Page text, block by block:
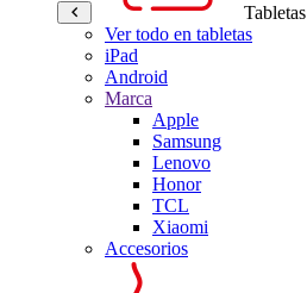
Tabletas
Ver todo en tabletas
iPad
Android
Marca
Apple
Samsung
Lenovo
Honor
TCL
Xiaomi
Accesorios